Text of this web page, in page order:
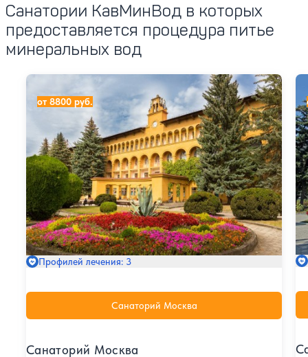
Санатории КавМинВод в которых
предоставляется процедура питье
минеральных вод
Санаторий Москва
Профилей лечения: 3
Санаторий Москва
Санаторий Москва
от 8800 руб.